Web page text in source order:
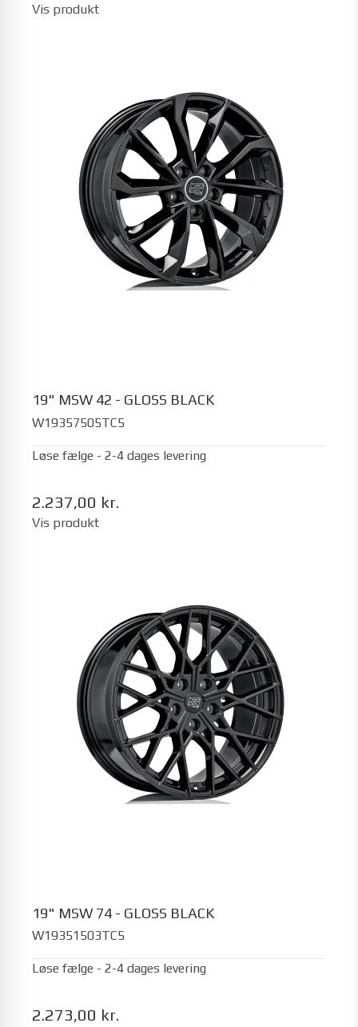
Vis produkt
19" MSW 42 - GLOSS BLACK
W19357505TC5
Løse fælge - 2-4 dages levering
2.237,00 kr.
Vis produkt
19" MSW 74 - GLOSS BLACK
W19351503TC5
Løse fælge - 2-4 dages levering
2.273,00 kr.